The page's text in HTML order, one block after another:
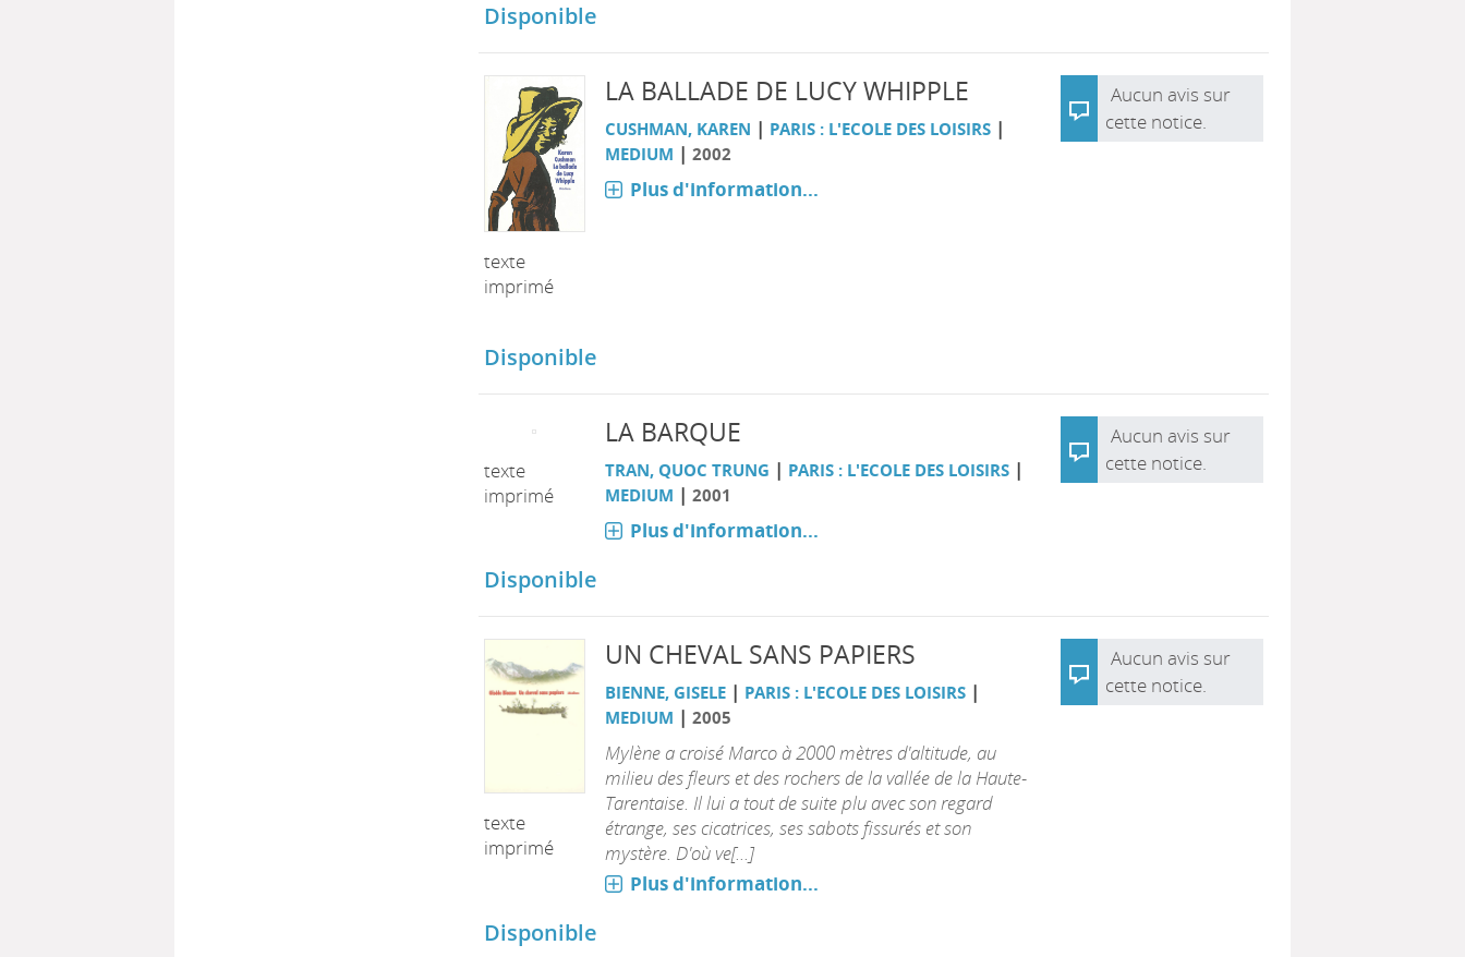
Disponible
texte
imprimé
LA BALLADE DE LUCY WHIPPLE
CUSHMAN, KAREN | PARIS : L'ECOLE DES LOISIRS|
MEDIUM | 2002
Plus d'information...
Aucun avis sur
cette notice.
Disponible
texte
imprimé
LA BARQUE
TRAN, QUOC TRUNG | PARIS : L'ECOLE DES LOISIRS|
MEDIUM | 2001
Plus d'information...
Aucun avis sur
cette notice.
Disponible
texte
imprimé
UN CHEVAL SANS PAPIERS
BIENNE, GISELE | PARIS : L'ECOLE DES LOISIRS|
MEDIUM | 2005
Mylène a croisé Marco à 2000 mètres d'altitude, au
milieu des fleurs et des rochers de la vallée de la Haute-
Tarentaise. Il lui a tout de suite plu avec son regard
étrange, ses cicatrices, ses sabots fissurés et son
mystère. D'où ve[...]
Plus d'information...
Aucun avis sur
cette notice.
Disponible